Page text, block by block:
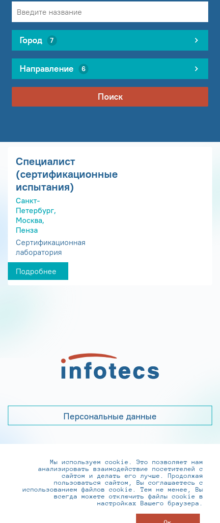
Город 7
Направление 6
Поиск
Специалист
(сертификационные
испытания)
Санкт-
Петербург,
Москва,
Пенза
Сертификационная
лаборатория
Подробнее
Персональные данные
+7 (495) 737-6192, 8-800-250-0-260
practice@infotecs.ru,hr@infotecs.ru
127273, г. Москва, Отрадная ул., 2Б строение 1
Мы используем cookie. Это позволяет нам
анализировать взаимодействие посетителей с
сайтом и делать его лучше. Продолжая
пользоваться сайтом, Вы соглашаетесь с
использованием файлов cookie. Тем не менее, Вы
всегда можете отключить файлы cookie в
настройках Вашего браузера.